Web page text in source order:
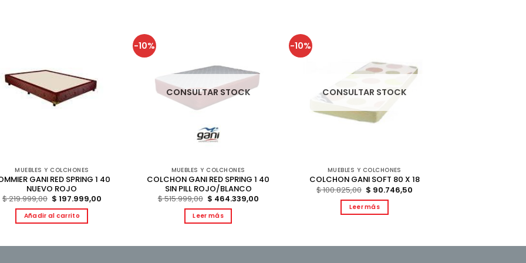
MUEBLES Y COLCHONES
GANI RED SPRING 1 40
NUEVO ROJO
$219.999,00 El
precio
original
era:
$ 219.999,00.
$ 197.999,00El
Añadir al carrito
-10%
CONSULTAR STOCK
MUEBLES Y COLCHONES
COLCHON GANI RED SPRING 1 40
SIN PILL ROJO/BLANCO
$515.999,00 El
precio
original
era:
$ 515.999,00.
$ 464.339,00El
Leer más
-10%
CONSULTAR STOCK
MUEBLES Y COLCHONES
COLCHON GANI SOFT 80 X 18
$100.825,00 El
precio
original
era:
$ 100.825,00.
$ 90.746,50El
Leer más